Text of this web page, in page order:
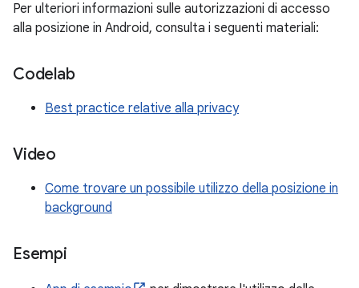
Per ulteriori informazioni sulle autorizzazioni di accesso
alla posizione in Android, consulta i seguenti materiali:
Codelab
Best practice relative alla privacy
Video
Come trovare un possibile utilizzo della posizione in
background
Esempi